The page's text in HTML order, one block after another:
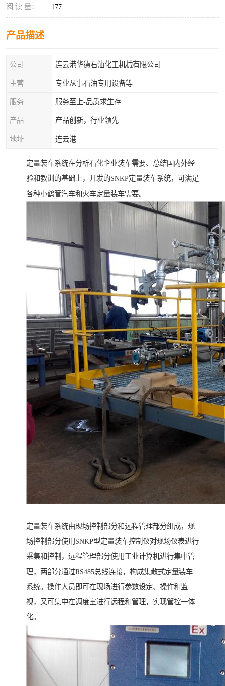
阅 读 量： 177
产品描述
公司 连云港华德石油化工机械有限公司
主营 专业从事石油专用设备等
服务 服务至上-品质求生存
产品 产品创新，行业领先
地址 连云港
定量装车系统在分析石化企业装车需要、总结国内外经
验和教训的基础上，开发的SNKP定量装车系统，可满足
各种小鹤管汽车和火车定量装车需要。
定量装车系统由现场控制部分和远程管理部分组成，现
场控制部分使用SNKP型定量装车控制仪对现场仪表进行
采集和控制，远程管理部分使用工业计算机进行集中管
理，两部分通过RS485总线连接，构成集散式定量装车
系统。操作人员即可在现场进行参数设定、操作和监
视，又可集中在调度室进行远程和管理，实现管控一体
化。